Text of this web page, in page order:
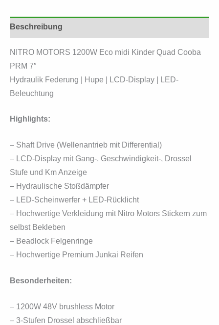
Beschreibung
NITRO MOTORS 1200W Eco midi Kinder Quad Cooba
PRM 7″
Hydraulik Federung | Hupe | LCD-Display | LED-
Beleuchtung
Highlights:
– Shaft Drive (Wellenantrieb mit Differential)
– LCD-Display mit Gang-, Geschwindigkeit-, Drossel
Stufe und Km Anzeige
– Hydraulische Stoßdämpfer
– LED-Scheinwerfer + LED-Rücklicht
– Hochwertige Verkleidung mit Nitro Motors Stickern zum
selbst Bekleben
– Beadlock Felgenringe
– Hochwertige Premium Junkai Reifen
Besonderheiten:
– 1200W 48V brushless Motor
– 3-Stufen Drossel abschließbar